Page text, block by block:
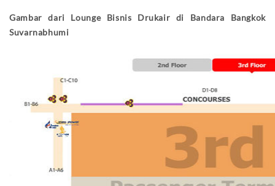
Gambar dari Lounge Bisnis Drukair di Bandara Bangkok
Suvarnabhumi